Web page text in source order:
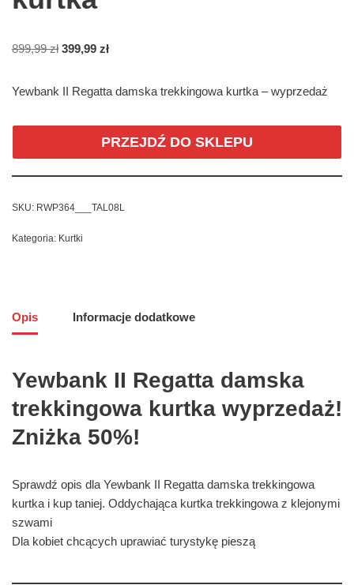
899,99zł 399,99 zł
Yewbank II Regatta damska trekkingowa kurtka – wyprzedaż
PRZEJDŹ DO SKLEPU
SKU: RWP364___TAL08L
Kategoria: Kurtki
Opis Informacje dodatkowe
Yewbank II Regatta damska
trekkingowa kurtka wyprzedaż!
Zniżka 50%!
Sprawdź opis dla Yewbank II Regatta damska trekkingowa
kurtka i kup taniej. Oddychająca kurtka trekkingowa z klejonymi
szwami
Dla kobiet chcących uprawiać turystykę pieszą